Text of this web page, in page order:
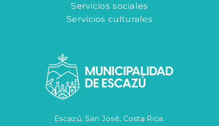
Servicios sociales
Servicios culturales
Escazú, San José, Costa Rica.